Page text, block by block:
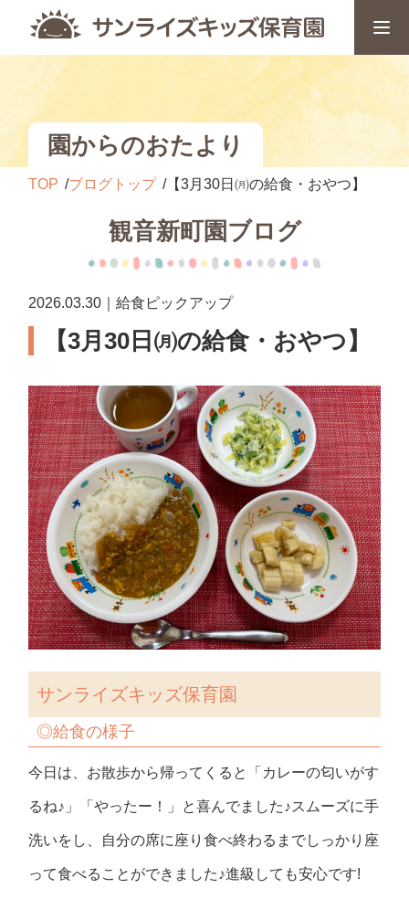
園からのおたより
TOP ブログトップ 【3月30日㈪の給食・おやつ】
観音新町園ブログ
2026.03.30｜給食ピックアップ
【3月30日㈪の給食・おやつ】
サンライズキッズ保育園
◎給食の様子
今日は、お散歩から帰ってくると「カレーの匂いがす
るね♪」「やったー！」と喜んでました♪スムーズに手
洗いをし、自分の席に座り食べ終わるまでしっかり座
って食べることができました♪進級しても安心です!